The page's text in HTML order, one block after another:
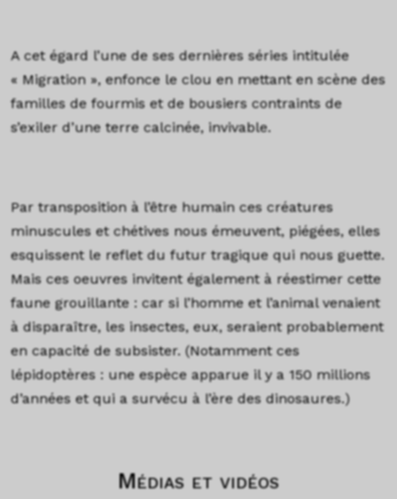
A cet égard l’une de ses dernières séries intitulée
« Migration », enfonce le clou en mettant en scène des
familles de fourmis et de bousiers contraints de
s’exiler d’une terre calcinée, invivable.
Par transposition à l’être humain ces créatures
minuscules et chétives nous émeuvent, piégées, elles
esquissent le reflet du futur tragique qui nous guette.
Mais ces oeuvres invitent également à réestimer cette
faune grouillante : car si l’homme et l’animal venaient
à disparaître, les insectes, eux, seraient probablement
en capacité de subsister. (Notamment ces
lépidoptères : une espèce apparue il y a 150 millions
d’années et qui a survécu à l’ère des dinosaures.)
Médias et vidéos